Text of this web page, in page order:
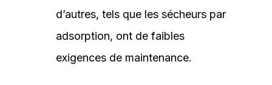
d’autres, tels que les sécheurs par
adsorption, ont de faibles
exigences de maintenance.